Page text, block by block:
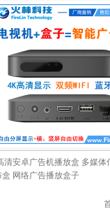
清安卓广告机播放盒 多媒体
盒 网络广告播放盒子